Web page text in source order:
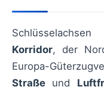
Korridor, der
Europa-
Straße und